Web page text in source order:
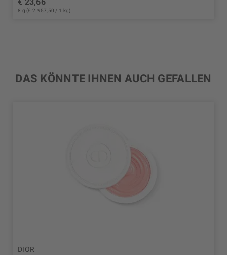
€ 23,66
8 g (€ 2.957,50 / 1 kg)
DAS KÖNNTE IHNEN AUCH GEFALLEN
DIOR